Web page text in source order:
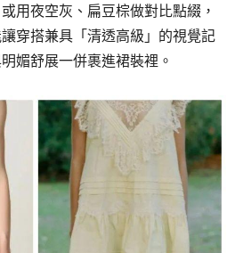
用夜空灰、扁豆棕做對比點綴，
穿搭兼具「清透高級」的視覺記
媚舒展一併裹進裙裝裡。